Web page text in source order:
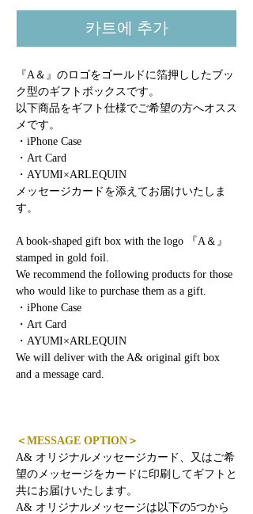
카트에 추가
『A＆』のロゴをゴールドに箔押ししたブッ
ク型のギフトボックスです。
以下商品をギフト仕様でご希望の方へオスス
メです。
・iPhone Case
・Art Card
・AYUMI×ARLEQUIN
メッセージカードを添えてお届けいたしま
す。
A book-shaped gift box with the logo 『A＆』
stamped in gold foil.
We recommend the following products for those
who would like to purchase them as a gift.
・iPhone Case
・Art Card
・AYUMI×ARLEQUIN
We will deliver with the A& original gift box
and a message card.
＜MESSAGE OPTION＞
A& オリジナルメッセージカード、又はご希
望のメッセージをカードに印刷してギフトと
共にお届けいたします。
A& オリジナルメッセージは以下の5つから